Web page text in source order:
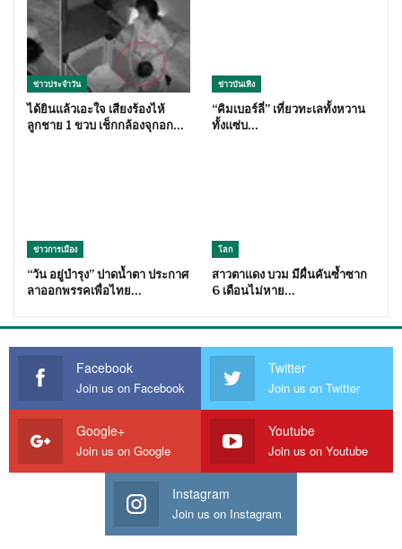
ข่าวประจำวัน
ได้ยินแล้วเอะใจ เสียงร้องไห้
ลูกชาย 1 ขวบ เช็กกล้องจุกอก…
ข่าวบันเทิง
“คิมเบอร์ลี่” เที่ยวทะเลทั้งหวาน
ทั้งแซ่บ…
ข่าวการเมือง
“วัน อยู่บำรุง” ปาดน้ำตา ประกาศ
ลาออกพรรคเพื่อไทย…
โลก
สาวตาแดง บวม มีผื่นคันซ้ำซาก
6 เดือนไม่หาย…
Facebook
Join us on Facebook
Twitter
Join us on Twitter
Google+
Join us on Google
Youtube
Join us on Youtube
Instagram
Join us on Instagram